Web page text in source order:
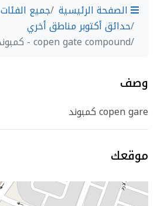
الصفحة الرئيسية جميع الفئات
حدائق أكتوبر مناطق أخري
copen gate compound - كمبوند كوبين جيت
وصف
كمبوند copen gare
موقعك